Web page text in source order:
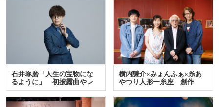
石井琢磨「人生の宝物にな
るように」 初披露曲やレ
ア…
横内謙介×みょんふぁ×糸あ
やつり人形一糸座 創作
人…